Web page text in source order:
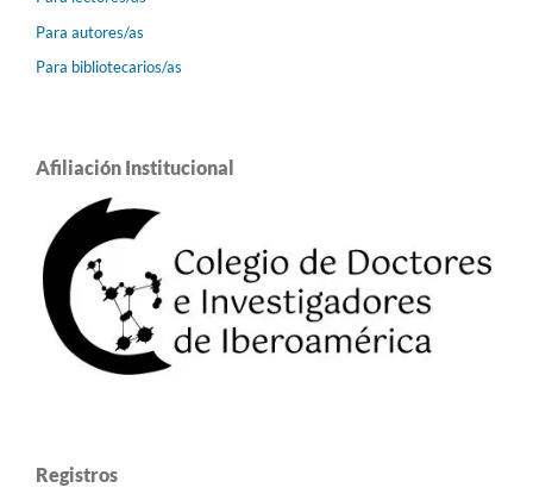
Para autores/as
Para bibliotecarios/as
Afiliación Institucional
Registros